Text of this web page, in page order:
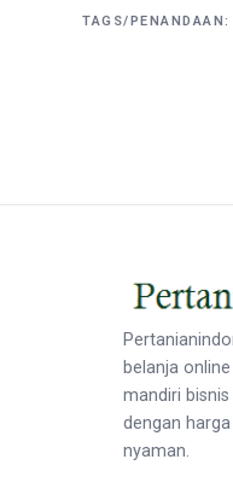
TAGS/PENANDAAN:
belanja
mandiri
dengan
nyaman.